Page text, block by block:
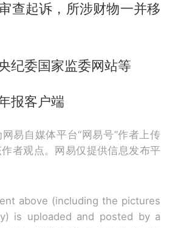
查起诉，所涉财物一并移
纪委国家监委网站等
报客户端
易自媒体平台“网易号”作者上传
者观点。网易仅提供信息发布平
above (including the pictures
is uploaded and posted by a